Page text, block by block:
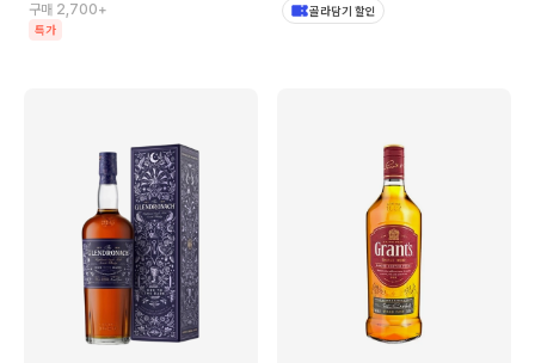
구매 2,700+
특가
골라담기 할인